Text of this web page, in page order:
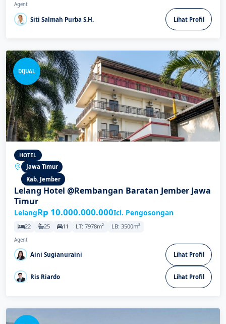
Agent
Siti Salmah Purba S.H. Lihat Profil
DIJUAL
HOTEL
Jawa Timur
Kab. Jember
Lelang Hotel @Rembangan Baratan Jember Jawa
Timur
LelangRp 10.000.000.000Icl. Pengosongan
22 25 11 LT: 7978m² LB: 3500m²
Agent
Aini Sugianuraini Lihat Profil
Ris Riardo Lihat Profil